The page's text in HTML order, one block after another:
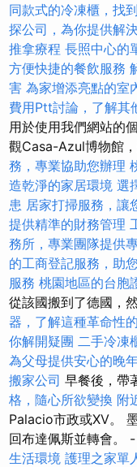
同款式的冷凍櫃，找
探公司，為你提供解
推拿療程 長照中心的
方便快捷的餐飲服務
害 為家增添亮點的室
費用Ptt討論，了解其
用於使用我們網站的
觀Casa-Azul博物館
務，專業協助您辦理
造乾淨的家居環境 選
患 居家打掃服務，讓
提供精準的財務管理
務所，專業團隊提供
的工商登記服務，助
服務 桃園地區的台胞
從該國搬到了德國，
器，了解這種革命性
你解開疑團 二手冷凍
為父母提供安心的晚
搬家公司 早餐後，帶
格，隨心所欲變換 附
Palacio市政或XV。
回布達佩斯並轉會。
生活環境 護理之家單